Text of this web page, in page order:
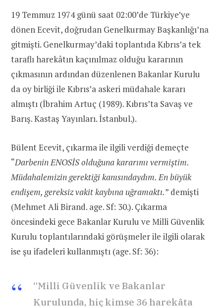
19 Temmuz 1974 günü saat 02:00’de Türkiye’ye
dönen Ecevit, doğrudan Genelkurmay Başkanlığı’na
gitmişti. Genelkurmay’daki toplantıda Kıbrıs’a tek
taraflı harekâtın kaçınılmaz olduğu kararının
çıkmasının ardından düzenlenen Bakanlar Kurulu
da oy birliği ile Kıbrıs’a askeri müdahale kararı
almıştı (İbrahim Artuç (1989). Kıbrıs’ta Savaş ve
Barış. Kastaş Yayınları. İstanbul.).
Bülent Ecevit, çıkarma ile ilgili verdiği demeçte
“Darbenin ENOSİS olduğuna kararımı vermiştim.
Müdahalemizin gerektiği kanısındaydım. En büyük
endişem, gereksiz vakit kaybına uğramaktı.” demişti
(Mehmet Ali Birand. age. Sf: 30.). Çıkarma
öncesindeki gece Bakanlar Kurulu ve Milli Güvenlik
Kurulu toplantılarındaki görüşmeler ile ilgili olarak
ise şu ifadeleri kullanmıştı (age. Sf: 36):
“Milli Güvenlik ve Bakanlar
Kurulunda, hiç kimse 36 harekâta